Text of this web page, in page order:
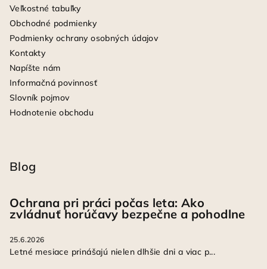
Veľkostné tabuľky
Obchodné podmienky
Podmienky ochrany osobných údajov
Kontakty
Napíšte nám
Informačná povinnosť
Slovník pojmov
Hodnotenie obchodu
Blog
Ochrana pri práci počas leta: Ako
zvládnuť horúčavy bezpečne a pohodlne
25.6.2026
Letné mesiace prinášajú nielen dlhšie dni a viac p...